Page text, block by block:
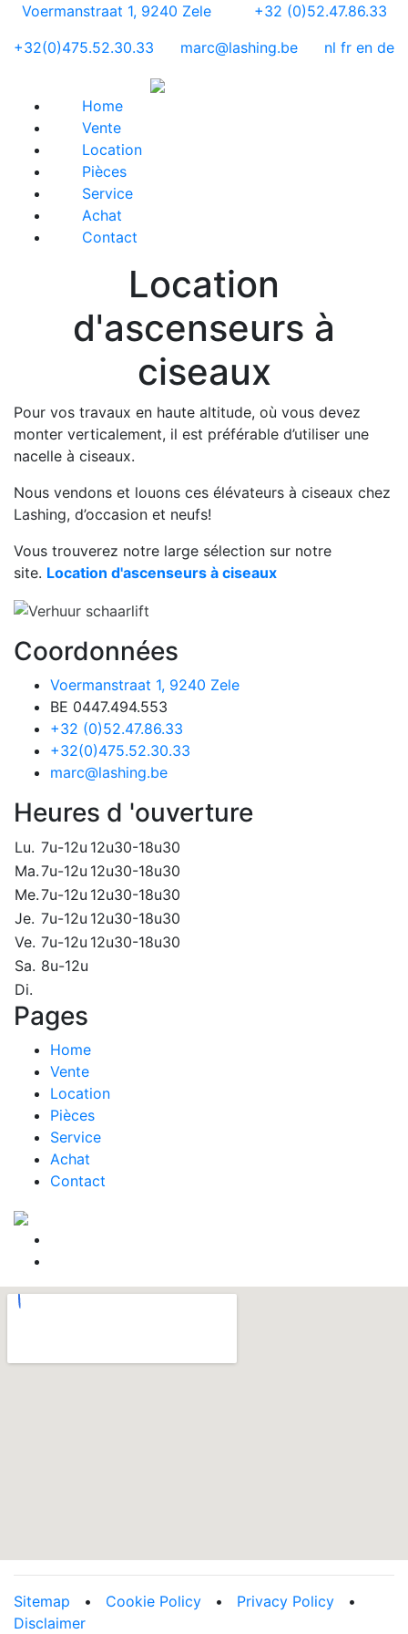
Voermanstraat 1, 9240 Zele
+32 (0)52.47.86.33
+32(0)475.52.30.33
marc@lashing.be nl fr en de
Home
Vente
Location
Pièces
Service
Achat
Contact
Location
d'ascenseurs à
ciseaux
Pour vos travaux en haute altitude, où vous devez
monter verticalement, il est préférable d’utiliser une
nacelle à ciseaux.
Nous vendons et louons ces élévateurs à ciseaux chez
Lashing, d’occasion et neufs!
Vous trouverez notre large sélection sur notre
site. Location d'ascenseurs à ciseaux
Coordonnées
Voermanstraat 1, 9240 Zele
BE 0447.494.553
+32 (0)52.47.86.33
+32(0)475.52.30.33
marc@lashing.be
Heures d 'ouverture
Lu. 7u-12u 12u30-18u30
Ma.7u-12u 12u30-18u30
Me.7u-12u 12u30-18u30
Je. 7u-12u 12u30-18u30
Ve. 7u-12u 12u30-18u30
Sa. 8u-12u
Di.
Pages
Home
Vente
Location
Pièces
Service
Achat
Contact
utilitysavingexpert.com
Sitemap
• Cookie Policy • Privacy Policy •
Disclaimer